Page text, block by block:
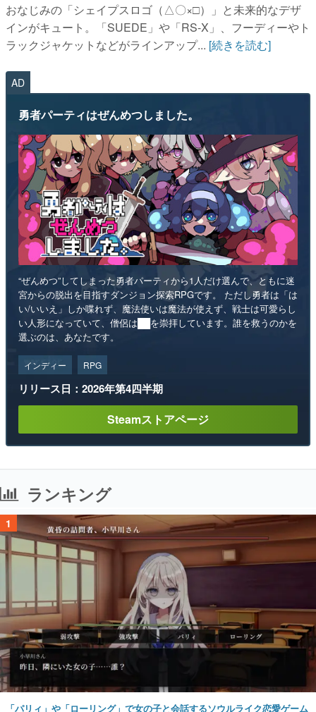
おなじみの「シェイプスロゴ（△〇×□）」と未来的なデザ
インがキュート。「SUEDE」や「RS-X」、フーディーやト
ラックジャケットなどがラインアップ... [続きを読む]
AD
勇者パーティはぜんめつしました。
“ぜんめつ”してしまった勇者パーティから1人だけ選んで、ともに迷
宮からの脱出を目指すダンジョン探索RPGです。 ただし勇者は「は
い/いいえ」しか喋れず、魔法使いは魔法が使えず、戦士は可愛らし
い人形になっていて、僧侶は██を崇拝しています。誰を救うのかを
選ぶのは、あなたです。
インディー RPG
リリース日：2026年第4四半期
Steamストアページ
ランキング
1
「パリィ」や「ローリング」で女の子と会話するソウルライク恋愛ゲーム